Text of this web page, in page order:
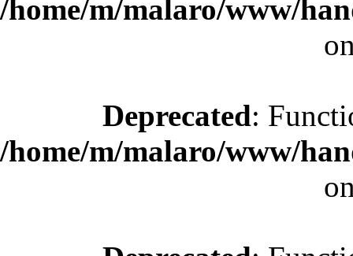
/home/m/malaro/www/
Deprecated:
/home/m/malaro/www/